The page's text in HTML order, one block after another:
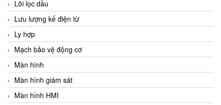
Lõi lọc dầu
Lưu lượng kế điện từ
Ly hợp
Mạch bảo vệ động cơ
Màn hình
Màn hình giám sát
Màn hình HMI